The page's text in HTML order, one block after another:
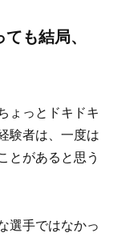
も結局、
ょっとドキドキ
験者は、一度は
とがあると思う
選手ではなかっ